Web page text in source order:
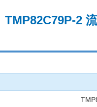
TMP82C79P-2